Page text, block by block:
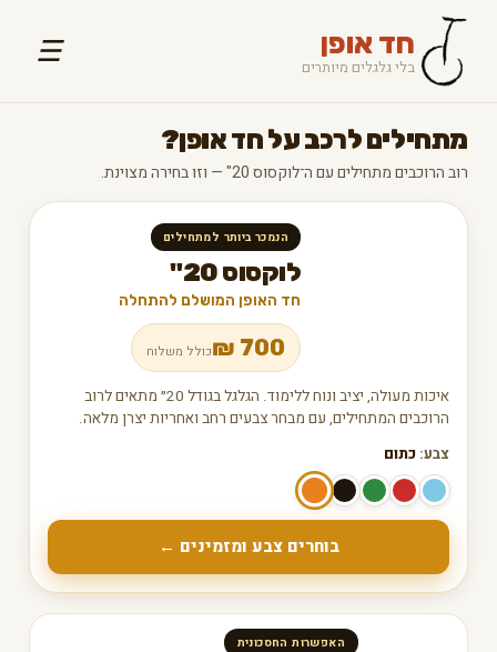
חד אופן
בלי גלגלים מיותרים ☰
מתחילים לרכב על חד אופן?
רוב הרוכבים מתחילים עם ה־לוקסוס 20" — וזו בחירה מצוינת.
הנמכר ביותר למתחילים
לוקסוס 20"
חד האופן המושלם להתחלה
700
₪כולל משלוח
איכות מעולה, יציב ונוח ללימוד. הגלגל בגודל 20״ מתאים לרוב
הרוכבים המתחילים, עם מבחר צבעים רחב ואחריות יצרן מלאה.
צבע: כתום
בוחרים צבע ומזמינים ←
האפשרות החסכונית